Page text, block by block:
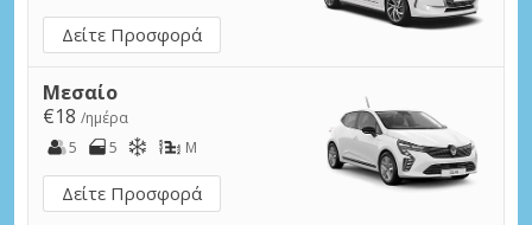
Δείτε Προσφορά
Μεσαίο
€18 /ημέρα
5
5 M
Δείτε Προσφορά